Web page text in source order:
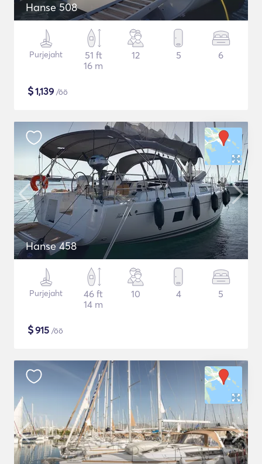
Hanse 508
Purjejaht
51 ft
16 m
12 5 6
$1,139 /öö
Hanse 458
Purjejaht
46 ft
14 m
10 4 5
$915 /öö